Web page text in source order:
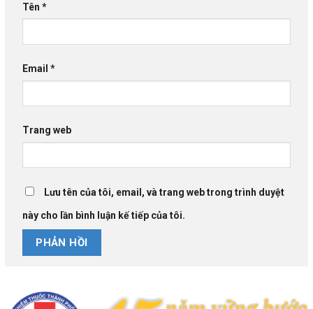
Tên *
Email *
Trang web
Lưu tên của tôi, email, và trang web trong trình duyệt
này cho lần bình luận kế tiếp của tôi.